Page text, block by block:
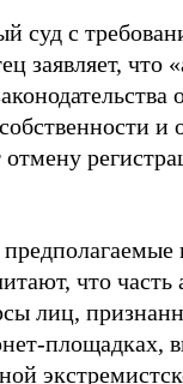
суд с
заявляет, что
и
что часть
лиц,
площадках,